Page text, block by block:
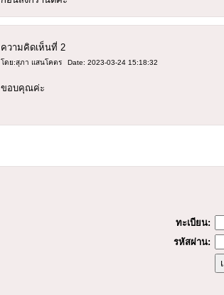
ความคิดเห็นที่ 2
โดย:สุภา แสนโคตร Date: 2023-03-24 15:18:32
ขอบคุณค่ะ
ทะเบียน:
รหัสผ่าน: